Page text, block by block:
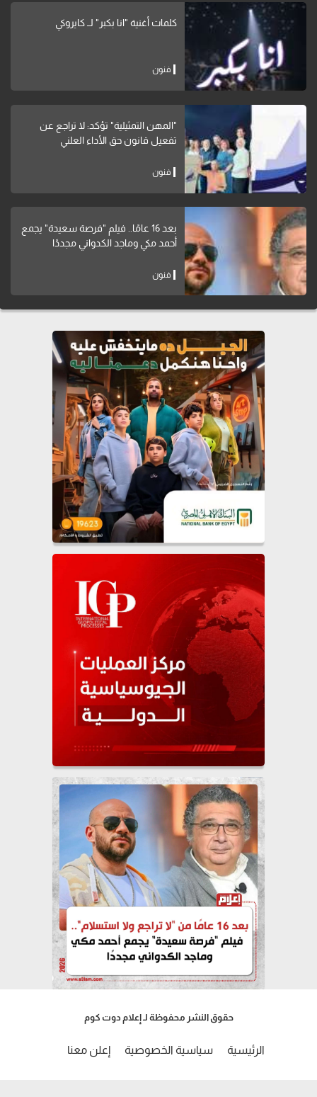
كلمات أغنية "انا بكبر" لــ كايروكي
فنون
"المهن التمثيلية" تؤكد: لا تراجع عن
تفعيل قانون حق الأداء العلني
فنون
بعد 16 عامًا.. فيلم "فرصة سعيدة" يجمع
أحمد مكي وماجد الكدواني مجددًا
فنون
حقوق النشر محفوظة لـ إعلام دوت كوم
الرئيسية سياسية الخصوصية إعلن معنا